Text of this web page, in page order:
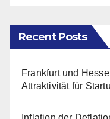
Recent Posts
Frankfurt und
Attraktivität für